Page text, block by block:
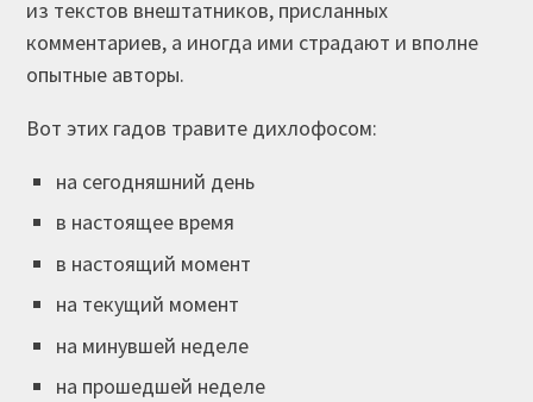
из текстов внештатников, присланных
комментариев, а иногда ими страдают и вполне
опытные авторы.
Вот этих гадов травите дихлофосом:
на сегодняшний день
в настоящее время
в настоящий момент
на текущий момент
на минувшей неделе
на прошедшей неделе